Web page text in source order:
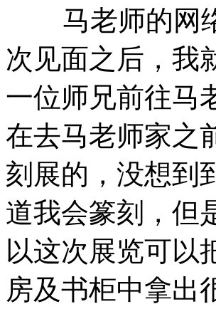
马老师的网络
次见面之后，我
一位师兄前往马
在去马老师家之
刻展的，没想到
道我会篆刻，但
以这次展览可以
房及书柜中拿出